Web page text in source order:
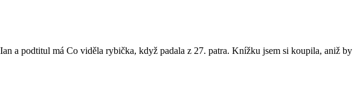
a podtitul má Co viděla rybička, když padala z 27. patra. Knížku jsem si koupila, aniž by